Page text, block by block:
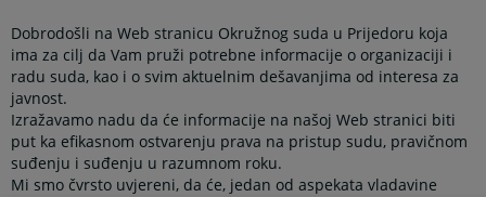
Dobrodošli na Web stranicu Okružnog suda u Prijedoru koja
ima za cilj da Vam pruži potrebne informacije o organizaciji i
radu suda, kao i o svim aktuelnim dešavanjima od interesa za
javnost.
Izražavamo nadu da će informacije na našoj Web stranici biti
put ka efikasnom ostvarenju prava na pristup sudu, pravičnom
suđenju i suđenju u razumnom roku.
Mi smo čvrsto uvjereni, da će, jedan od aspekata vladavine